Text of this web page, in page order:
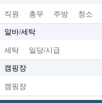
직원 총무 주방 청소
알바/세탁
세탁 일당/시급
캠핑장
캠핑장